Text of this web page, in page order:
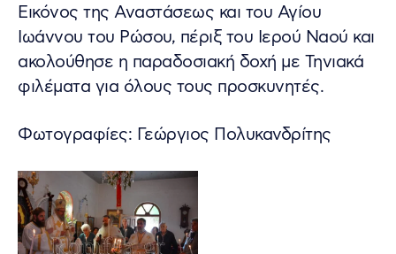
Εικόνος της Αναστάσεως και του Αγίου
Ιωάννου του Ρώσου, πέριξ του Ιερού Ναού και
ακολούθησε η παραδοσιακή δοχή με Τηνιακά
φιλέματα για όλους τους προσκυνητές.
Φωτογραφίες: Γεώργιος Πολυκανδρίτης